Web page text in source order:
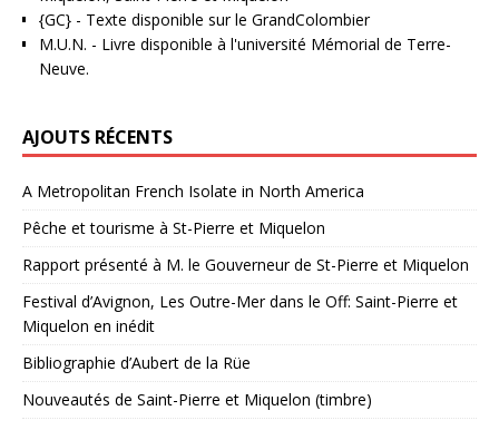
{GC} - Texte disponible sur le GrandColombier
M.U.N. - Livre disponible à l'université Mémorial de Terre-
Neuve.
AJOUTS RÉCENTS
A Metropolitan French Isolate in North America
Pêche et tourisme à St-Pierre et Miquelon
Rapport présenté à M. le Gouverneur de St-Pierre et Miquelon
Festival d’Avignon, Les Outre-Mer dans le Off: Saint-Pierre et
Miquelon en inédit
Bibliographie d’Aubert de la Rüe
Nouveautés de Saint-Pierre et Miquelon (timbre)